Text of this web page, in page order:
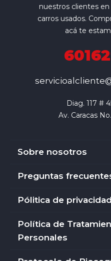
nuestros clientes
carros usados.
acá te
Diag. 117 #
Av. Caracas
Sobre nosotros
Preguntas
Pólitica de privacidad
Política de
Personales